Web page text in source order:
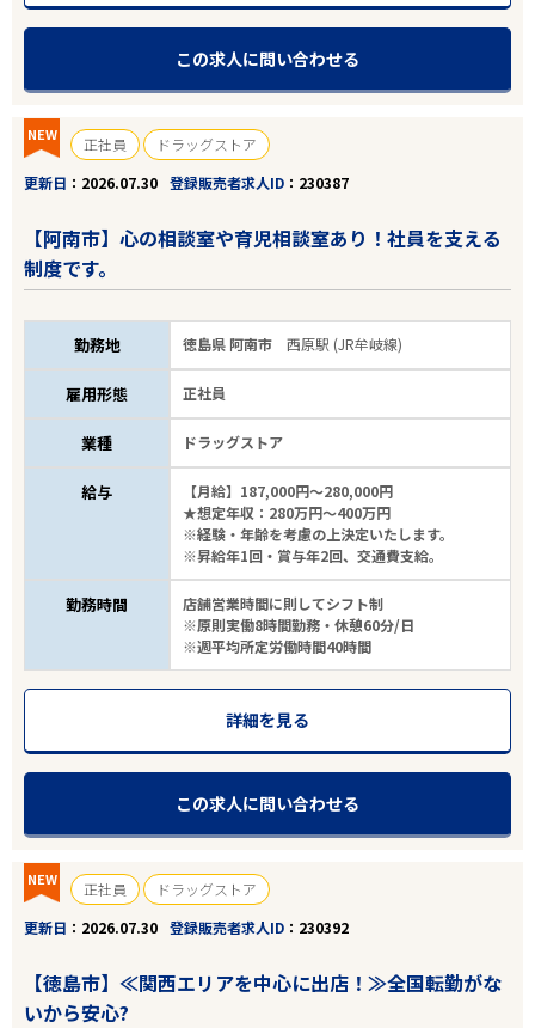
この求人に問い合わせる
NEW 正社員
ドラッグストア
更新日
2026.07.30 登録販売者求人ID 230387
【阿南市】心の相談室や育児相談室あり！社員を支える
制度です。
勤務地 徳島県 阿南市西原駅 (JR牟岐線)
雇用形態 正社員
業種 ドラッグストア
給与
【月給】187,000円～280,000円
★想定年収：280万円～400万円
※経験・年齢を考慮の上決定いたします。
※昇給年1回・賞与年2回、交通費支給。
勤務時間
店舗営業時間に則してシフト制
※原則実働8時間勤務・休憩60分/日
※週平均所定労働時間40時間
詳細を見る
この求人に問い合わせる
NEW 正社員
ドラッグストア
更新日
2026.07.30 登録販売者求人ID 230392
【徳島市】≪関西エリアを中心に出店！≫全国転勤がな
いから安心?